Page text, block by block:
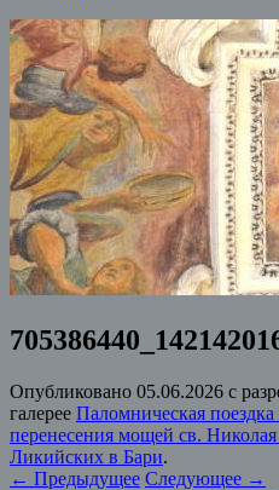
Опубликовано 05.06.2026 с
галерее Паломническая
перенесения мощей св.
Ликийских в Бари.
← Предыдущее Следующее →